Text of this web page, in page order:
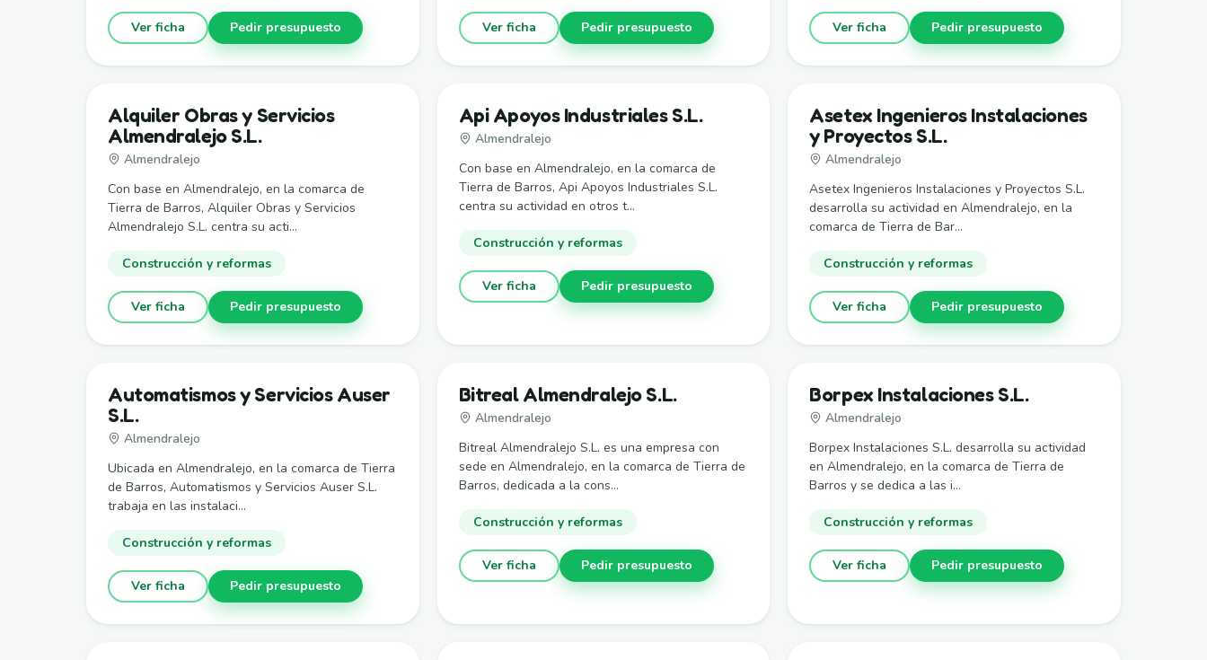
Ver ficha Pedir presupuesto Ver ficha Pedir presupuesto Ver ficha Pedir presupuesto
Alquiler Obras y Servicios
Almendralejo S.L.
Almendralejo
Con base en Almendralejo, en la comarca de
Tierra de Barros, Alquiler Obras y Servicios
Almendralejo S.L. centra su acti...
Construcción y reformas
Ver ficha Pedir presupuesto
Api Apoyos Industriales S.L.
Almendralejo
Con base en Almendralejo, en la comarca de
Tierra de Barros, Api Apoyos Industriales S.L.
centra su actividad en otros t...
Construcción y reformas
Ver ficha Pedir presupuesto
Asetex Ingenieros Instalaciones
y Proyectos S.L.
Almendralejo
Asetex Ingenieros Instalaciones y Proyectos S.L.
desarrolla su actividad en Almendralejo, en la
comarca de Tierra de Bar...
Construcción y reformas
Ver ficha Pedir presupuesto
Automatismos y Servicios Auser
S.L.
Almendralejo
Ubicada en Almendralejo, en la comarca de Tierra
de Barros, Automatismos y Servicios Auser S.L.
trabaja en las instalaci...
Construcción y reformas
Ver ficha Pedir presupuesto
Bitreal Almendralejo S.L.
Almendralejo
Bitreal Almendralejo S.L. es una empresa con
sede en Almendralejo, en la comarca de Tierra de
Barros, dedicada a la cons...
Construcción y reformas
Ver ficha Pedir presupuesto
Borpex Instalaciones S.L.
Almendralejo
Borpex Instalaciones S.L. desarrolla su actividad
en Almendralejo, en la comarca de Tierra de
Barros y se dedica a las i...
Construcción y reformas
Ver ficha Pedir presupuesto